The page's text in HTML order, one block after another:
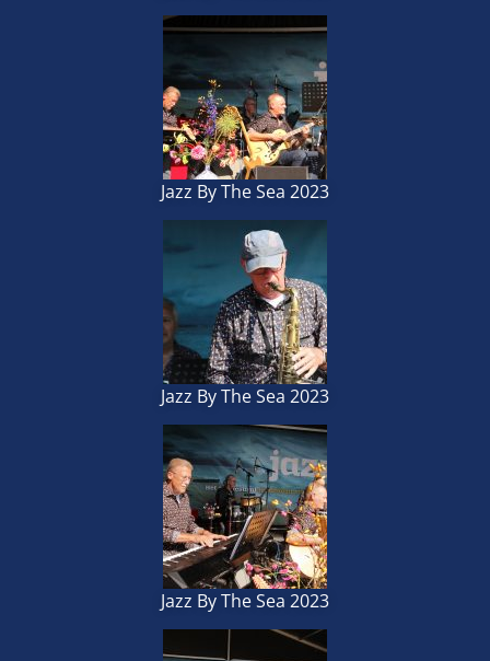
Jazz By The Sea 2023
Jazz By The Sea 2023
Jazz By The Sea 2023